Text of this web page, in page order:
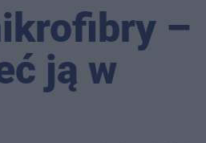
–
ją w